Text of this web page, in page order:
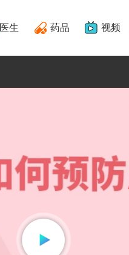
医生 药品 视频